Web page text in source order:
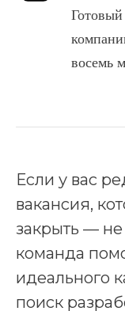
восемь
Если у вас
вакансия,
закрыть —
команда
идеального
поиск